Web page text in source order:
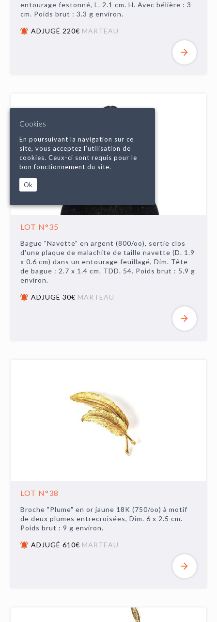
entourage festonné, L. 2.1 cm. H. Avec bélière : 3
cm. Poids brut : 3.3 g environ.
ADJUGÉ 220€ MARTEAU
LOT N°35
Bague "Navette" en argent (800/oo), sertie clos
d'une plaque de malachite de taille navette (D. 1.9
x 0.6 cm) dans un entourage feuillagé, Dim. Tête
de bague : 2.7 x 1.4 cm. TDD. 54. Poids brut : 5.9 g
environ.
ADJUGÉ 30€ MARTEAU
LOT N°38
Broche "Plume" en or jaune 18K (750/oo) à motif
de deux plumes entrecroisées, Dim. 6 x 2.5 cm.
Poids brut : 9 g environ.
ADJUGÉ 610€ MARTEAU
Cookies
En poursuivant la navigation sur ce
site, vous acceptez l’utilisation de
cookies. Ceux-ci sont requis pour le
bon fonctionnement du site.
Ok